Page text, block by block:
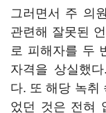
그러면서 주 의
관련해 잘못된
로 피해자를 두
자격을 상실했
다. 또 해당 녹취
었던 것은 전혀